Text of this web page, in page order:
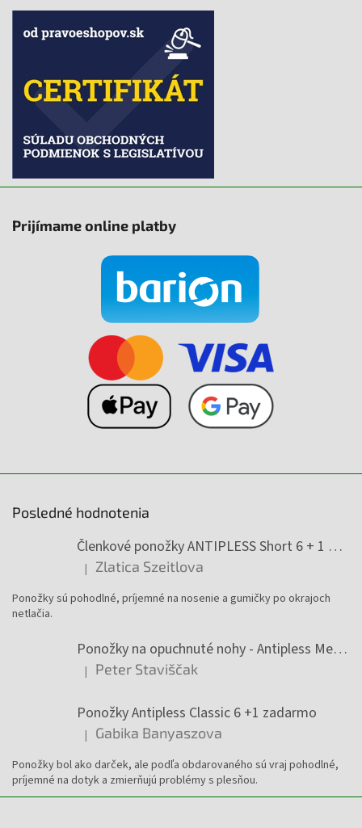
Prijímame online platby
Posledné hodnotenia
Členkové ponožky ANTIPLESS Short 6 + 1 Zadarmo
Hodnotenie produktu je 5 z 5 hviezdičiek.
| Zlatica Szeitlova
Ponožky sú pohodlné, príjemné na nosenie a gumičky po okrajoch
netlačia.
Ponožky na opuchnuté nohy - Antipless Medic 6 +1 zadarmo
Hodnotenie produktu je 5 z 5 hviezdičiek.
| Peter Staviščak
Ponožky Antipless Classic 6 +1 zadarmo
Hodnotenie produktu je 5 z 5 hviezdičiek.
| Gabika Banyaszova
Ponožky bol ako darček, ale podľa obdarovaného sú vraj pohodlné,
príjemné na dotyk a zmierňujú problémy s plesňou.